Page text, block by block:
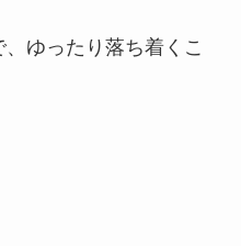
ゆったり落ち着くこ